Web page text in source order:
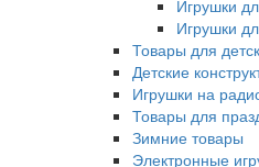
Игрушки
Игрушки
Товары для
Детские
Игрушки на
Товары для
Зимние товары
Электронные